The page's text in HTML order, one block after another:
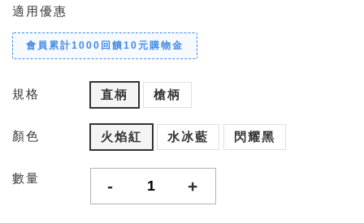
適用優惠
會員累計1000回饋10元購物金
規格 直柄 槍柄
顏色 火焰紅 水冰藍 閃耀黑
數量 - +